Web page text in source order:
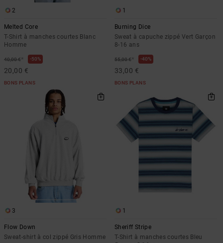
2
Melted Core
T-Shirt à manches courtes Blanc
Homme
40,00 €* 50%
20,00 €
BONS PLANS
1
Burning Dice
Sweat à capuche zippé Vert Garçon
8-16 ans
55,00 €* 40%
33,00 €
BONS PLANS
3
Flow Down
Sweat-shirt à col zippé Gris Homme
1
Sheriff Stripe
T-Shirt à manches courtes Bleu